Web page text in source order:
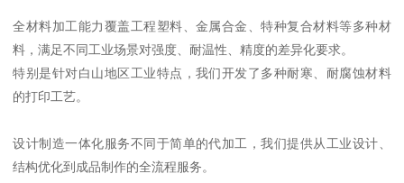
全材料加工能力覆盖工程塑料、金属合金、特种复合材料等多种材
料，满足不同工业场景对强度、耐温性、精度的差异化要求。
特别是针对白山地区工业特点，我们开发了多种耐寒、耐腐蚀材料
的打印工艺。
设计制造一体化服务不同于简单的代加工，我们提供从工业设计、
结构优化到成品制作的全流程服务。